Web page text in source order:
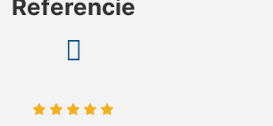
Referencie